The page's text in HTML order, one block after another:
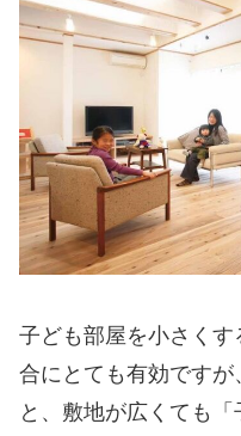
子ども部屋を小さく
合にとても有効です
と、敷地が広くても「